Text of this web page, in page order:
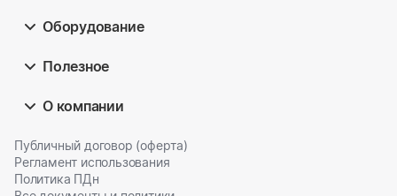
Оборудование
Полезное
О компании
Публичный договор (оферта)
Регламент использования
Политика ПДн